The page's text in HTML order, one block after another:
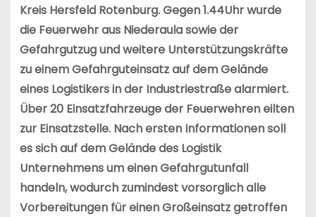
Kreis Hersfeld Rotenburg. Gegen 1.44Uhr wurde
die Feuerwehr aus Niederaula sowie der
Gefahrgutzug und weitere Unterstützungskräfte
zu einem Gefahrguteinsatz auf dem Gelände
eines Logistikers in der Industriestraße alarmiert.
Über 20 Einsatzfahrzeuge der Feuerwehren eilten
zur Einsatzstelle. Nach ersten Informationen soll
es sich auf dem Gelände des Logistik
Unternehmens um einen Gefahrgutunfall
handeln, wodurch zumindest vorsorglich alle
Vorbereitungen für einen Großeinsatz getroffen